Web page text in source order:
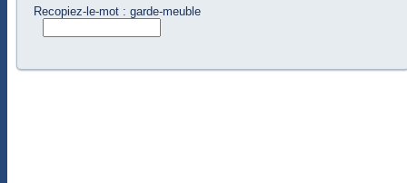
Recopiez-le-mot : garde-meuble